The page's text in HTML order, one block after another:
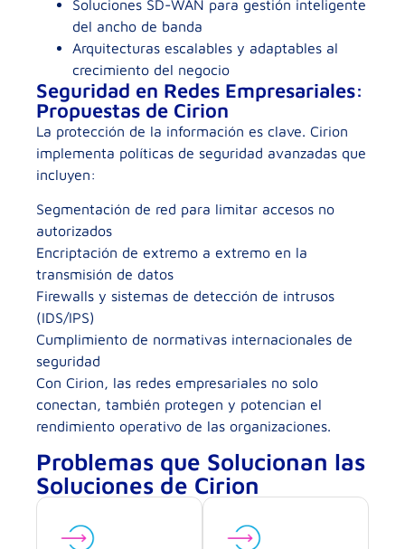
Soluciones SD-WAN para gestión inteligente
del ancho de banda
Arquitecturas escalables y adaptables al
crecimiento del negocio
Seguridad en Redes Empresariales:
Propuestas de Cirion
La protección de la información es clave. Cirion
implementa políticas de seguridad avanzadas que
incluyen:
Segmentación de red para limitar accesos no
autorizados
Encriptación de extremo a extremo en la
transmisión de datos
Firewalls y sistemas de detección de intrusos
(IDS/IPS)
Cumplimiento de normativas internacionales de
seguridad
Con Cirion, las redes empresariales no solo
conectan, también protegen y potencian el
rendimiento operativo de las organizaciones.
Problemas que Solucionan las
Soluciones de Cirion